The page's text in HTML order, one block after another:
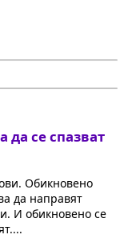
се спазват
Обикновено
да направят
И обикновено се